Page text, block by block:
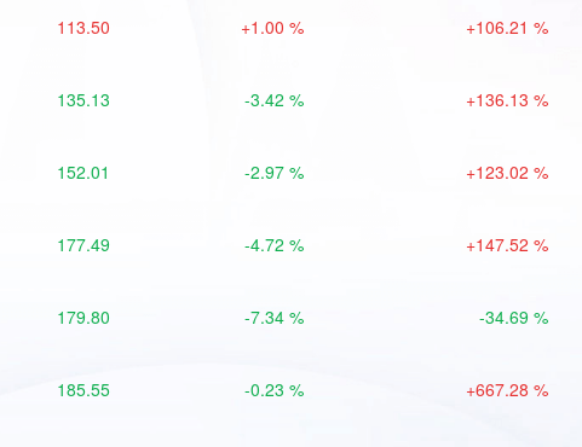
113.50 +1.00 % +106.21 %
135.13 -3.42 % +136.13 %
152.01 -2.97 % +123.02 %
177.49 -4.72 % +147.52 %
179.80 -7.34 % -34.69 %
185.55 -0.23 % +667.28 %